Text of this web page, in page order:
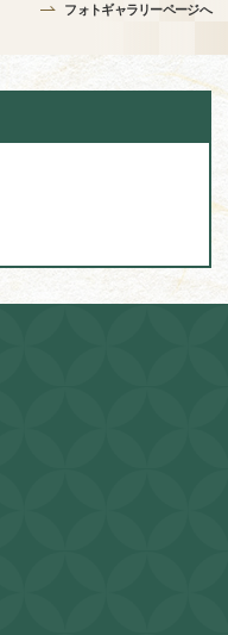
フォトギャラリーページへ